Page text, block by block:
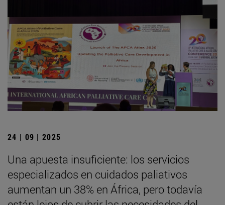
24 | 09 | 2025
Una apuesta insuficiente: los servicios
especializados en cuidados paliativos
aumentan un 38% en África, pero todavía